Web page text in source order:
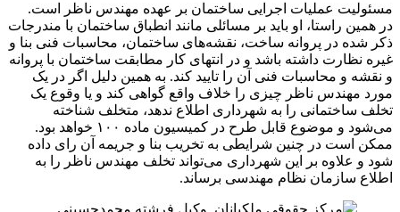
مسئولیت عملیات اجرایی ساختمان بر عهده مهندس ناظر است.
در همین راستا، او باید بر مسائلی مانند انطباق ساختمان با مندرجات
ذکر شده در پروانه ساخت، نقشه‌های ساختمان، محاسبات فنی بنا و
غیره نظارت داشته باشد و در انتهای کار مطابقت ساختمان با پروانه
و نقشه و محاسبات فنی آن را تایید کند. به همین دلیل اگر در یک
مورد مهندس ناظر چیزی را خلاف واقع گواهی کند و یا وقوع یک
تخلف ساختمانی را به شهرداری اطلاع ندهد، متخلف شناخته
می‌شود و موضوع قابل طرح در کمیسیون ماده ۱۰۰ خواهد بود.
ممکن است در چنین شرایطی به تخریب بنا و جریمه آن رای داده
شود و علاوه بر این شهرداری می‌‌تواند تخلف مهندس ناظر را به
اطلاع سازمان نظام مهندسی برساند.